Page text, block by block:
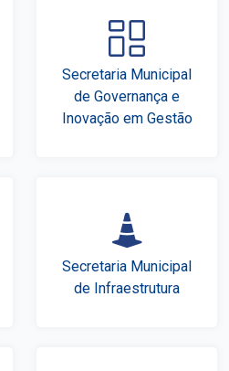
Secretaria Municipal
de Governança e
Inovação em Gestão
Secretaria Municipal
de Infraestrutura